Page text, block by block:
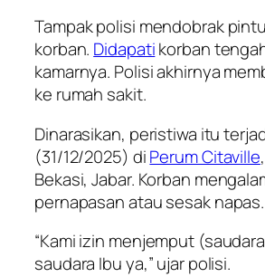
Tampak polisi mendobrak
korban. Didapatikorban
kamarnya. Polisi akhirnya
ke rumah sakit.
Dinarasikan, peristiwa itu
(31/12/2025) diPerum Citaville
Bekasi, Jabar. Korban
pernapasan atau sesak napas.
“Kami izin menjemput
saudara Ibu ya,” ujar polisi.